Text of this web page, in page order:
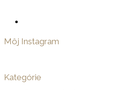
Môj Instagram
Kategórie